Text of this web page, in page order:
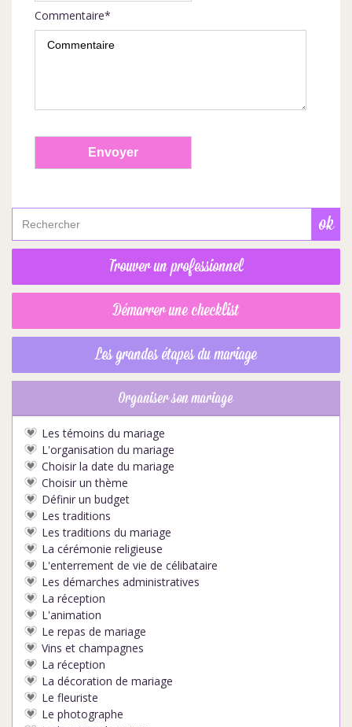
Commentaire*
Trouver un professionnel
Démarrer une checklist
Les grandes étapes du mariage
Organiser son mariage
Les témoins du mariage
L'organisation du mariage
Choisir la date du mariage
Choisir un thème
Définir un budget
Les traditions
Les traditions du mariage
La cérémonie religieuse
L'enterrement de vie de célibataire
Les démarches administratives
La réception
L'animation
Le repas de mariage
Vins et champagnes
La réception
La décoration de mariage
Le fleuriste
Le photographe